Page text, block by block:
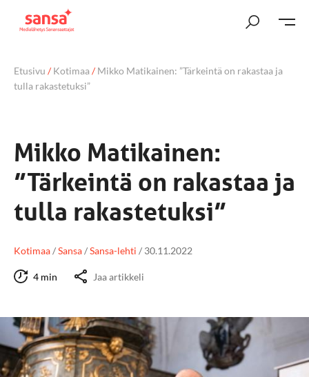
Etusivu /Kotimaa/Mikko Matikainen: ”Tärkeintä on rakastaa ja
tulla rakastetuksi”
Mikko Matikainen:
”Tärkeintä on rakastaa ja
tulla rakastetuksi”
Kotimaa/Sansa/Sansa-lehti / 30.11.2022
4 min Jaa artikkeli